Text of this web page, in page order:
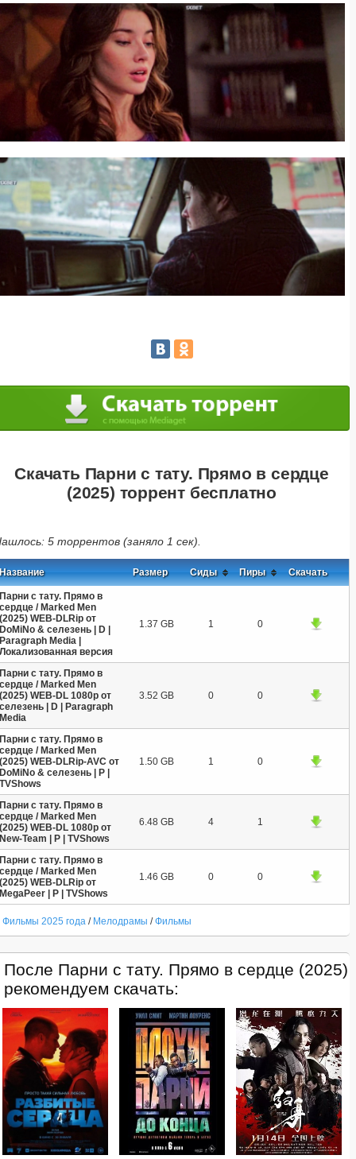
Скачать Парни с тату. Прямо в сердце
(2025) торрент бесплатно
5 торрентов (заняло 1 сек).
Название Размер Сиды Пиры Скачать
Парни с тату. Прямо в
сердце / Marked Men
(2025) WEB-DLRip от
DoMiNo & селезень | D |
Paragraph Media |
Локализованная версия
1.37 GB 1 0
Парни с тату. Прямо в
сердце / Marked Men
(2025) WEB-DL 1080p от
селезень | D | Paragraph
Media
3.52 GB 0 0
Парни с тату. Прямо в
сердце / Marked Men
(2025) WEB-DLRip-AVC от
DoMiNo & селезень | P |
TVShows
1.50 GB 1 0
Парни с тату. Прямо в
сердце / Marked Men
(2025) WEB-DL 1080p от
New-Team | P | TVShows
6.48 GB 4 1
Парни с тату. Прямо в
сердце / Marked Men
(2025) WEB-DLRip от
MegaPeer | P | TVShows
1.46 GB 0 0
Фильмы 2025 года / Мелодрамы /Фильмы
После Парни с тату. Прямо в сердце (2025)
рекомендуем скачать: